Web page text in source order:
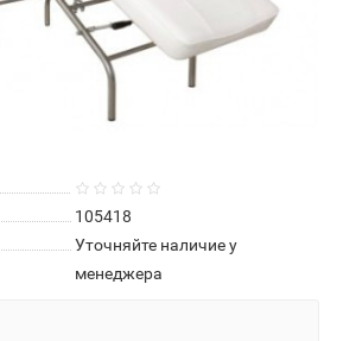
105418
Уточняйте наличие у
менеджера